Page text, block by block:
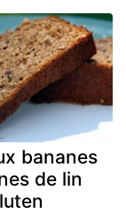
bananes
de lin